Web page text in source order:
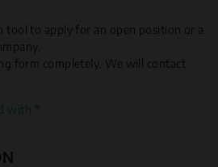
tool to apply for an open position or a
form completely. We will contact
with *